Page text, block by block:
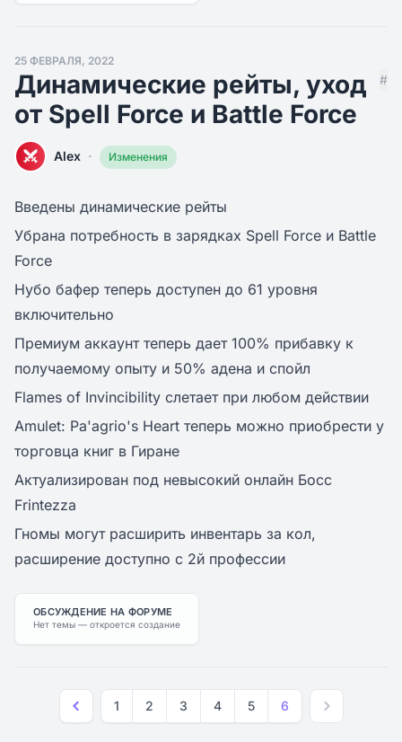
25 ФЕВРАЛЯ, 2022
Динамические рейты, уход
от Spell Force и Battle Force
#
Alex · Изменения
Введены динамические рейты
Убрана потребность в зарядках Spell Force и Battle
Force
Нубо бафер теперь доступен до 61 уровня
включительно
Премиум аккаунт теперь дает 100% прибавку к
получаемому опыту и 50% адена и спойл
Flames of Invincibility слетает при любом действии
Amulet: Pa'agrio's Heart теперь можно приобрести у
торговца книг в Гиране
Актуализирован под невысокий онлайн Босс
Frintezza
Гномы могут расширить инвентарь за кол,
расширение доступно с 2й профессии
ОБСУЖДЕНИЕ НА ФОРУМЕ
Нет темы — откроется создание
Previous
1 2 3 4 5 6 Next